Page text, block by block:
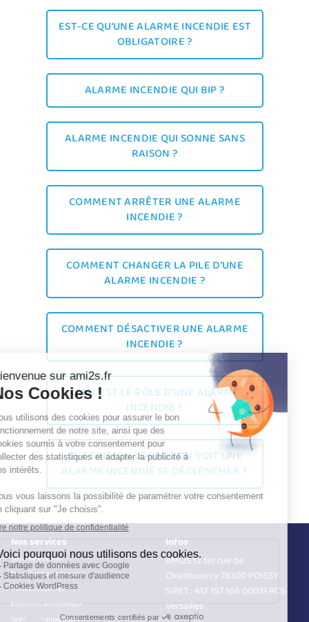
EST-CE QU’UNE ALARME INCENDIE EST
OBLIGATOIRE ?
ALARME INCENDIE QUI BIP ?
ALARME INCENDIE QUI SONNE SANS
RAISON ?
COMMENT ARRÊTER UNE ALARME
INCENDIE ?
COMMENT CHANGER LA PILE D’UNE
ALARME INCENDIE ?
COMMENT DÉSACTIVER UNE ALARME
INCENDIE ?
QUEL EST LE RÔLE D’UNE ALARME
INCENDIE ?
QUE FAIT-ON LORSQU’ON VOIT UNE
ALARME INCENDIE SE DÉCLENCHER ?
Nos services
Sécurité incendie
Désenfumage mécanique
Portes coupe-feu
Extinction automatique
Système de supervision
Infos
AMI2S 12 ter rue de
Chambourcy 78300 POISSY
SIRET : 412 157 166 00031 RCS
Versailles